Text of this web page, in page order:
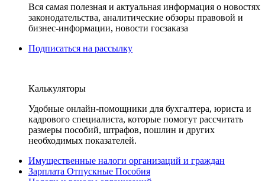
Вся самая полезная и актуальная информация о новостях
законодательства, аналитические обзоры правовой и
бизнес-информации, новости госзаказа
Подписаться на рассылку
Калькуляторы
Удобные онлайн-помощники для бухгалтера, юриста и
кадрового специалиста, которые помогут рассчитать
размеры пособий, штрафов, пошлин и других
необходимых показателей.
Имущественные налоги организаций и граждан
Зарплата Отпускные Пособия